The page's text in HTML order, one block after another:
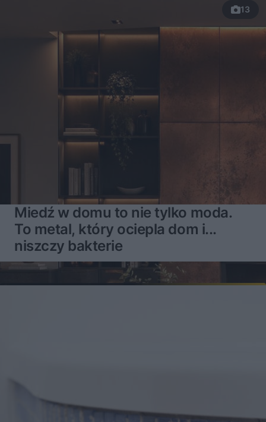
13
Miedź w domu to nie tylko moda.
To metal, który ociepla dom i...
niszczy bakterie